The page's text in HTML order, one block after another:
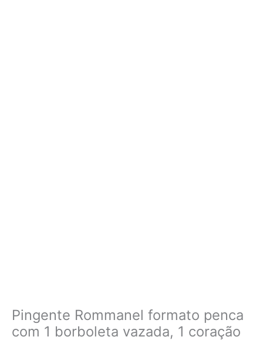
Pingente Rommanel formato penca
com 1 borboleta vazada, 1 coração